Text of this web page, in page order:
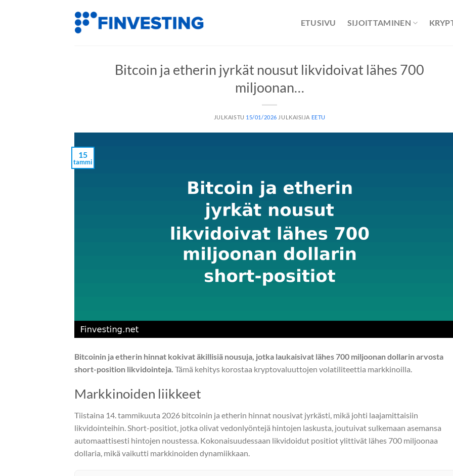
ETUSIVU SIJOITTAMINEN
Bitcoin ja etherin jyrkät nousut likvidoivat lähes 700
miljoonan…
JULKAISTU 15/01/2026 JULKAISIJA EETU
15
tammi
Bitcoinin ja etherin hinnat kokivat äkillisiä nousuja, jotka laukaisivat lähes 700 miljoonan dollarin arvosta
short-position likvidointeja. Tämä kehitys korostaa kryptovaluuttojen volatiliteettia markkinoilla.
Markkinoiden liikkeet
Tiistaina 14. tammikuuta 2026 bitcoinin ja etherin hinnat nousivat jyrkästi, mikä johti laajamittaisiin
likvidointeihin. Short-positiot, jotka olivat vedonlyöntejä hintojen laskusta, joutuivat sulkemaan asemansa
automaattisesti hintojen noustessa. Kokonaisuudessaan likvidoidut positiot ylittivät lähes 700 miljoonaa
dollaria, mikä vaikutti markkinoiden dynamiikkaan.